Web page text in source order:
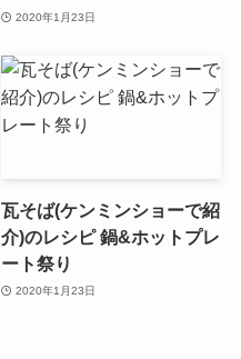
2020年1月23日
瓦そば(ケンミンショーで紹
介)のレシピ 鍋&ホットプレ
ート祭り
2020年1月23日